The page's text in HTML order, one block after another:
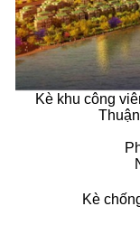
Kè khu công
Kè